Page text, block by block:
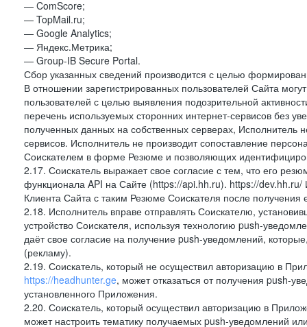
— ComScore;
— TopMail.ru;
— Google Analytics;
— Яндекс.Метрика;
— Group-IB Secure Portal.
Сбор указанных сведений производится с целью
В отношении зарегистрированных пользователей Сайта
пользователей с целью выявления подозрительной
перечень используемых сторонних интернет-сервисов без
полученных данных на собственных серверах, Исполнитель
сервисов. Исполнитель не производит сопоставление
Соискателем в форме Резюме и позволяющих
2.17. Соискатель выражает свое согласие с тем, что его
функционала API на Сайте (https://api.hh.ru). https://dev.hh.ru/
Клиента Сайта с таким Резюме Соискателя после
2.18. Исполнитель вправе отправлять Соискателю,
устройство Соискателя, используя технологию push-
даёт свое согласие на получение push-уведомлений,
(рекламу).
2.19. Соискатель, который не осуществил авторизацию в
https://headhunter.ge, может отказаться от получения push-
установленного Приложения.
2.20. Соискатель, который осуществил авторизацию в
может настроить тематику получаемых push-уведомлений